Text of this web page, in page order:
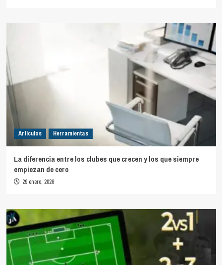
Artículos Herramientas
La diferencia entre los clubes que crecen y los que siempre
empiezan de cero
29 enero, 2026